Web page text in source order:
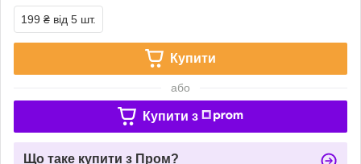
199 ₴ від 5 шт.
Купити
або
Купити з
Що таке купити з Пром?